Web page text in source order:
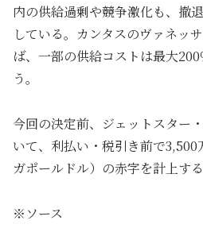
内の供給過剰や競争激化も、撤
している。カンタスのヴァネッ
ば、一部の供給コストは最大
う。
今回の決定前、ジェットスター
いて、利払い・税引き前で
ガポールドル）の赤字を計上す
※ソース